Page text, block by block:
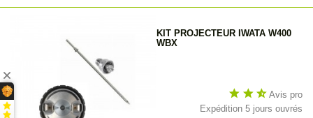
KIT PROJECTEUR IWATA W400
WBX
star star star_half Avis pro
Expédition 5 jours ouvrés